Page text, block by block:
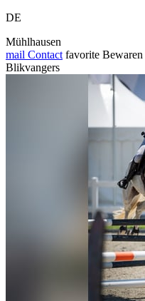
DE
Mühlhausen
mail Contact favorite Bewaren
Blikvangers